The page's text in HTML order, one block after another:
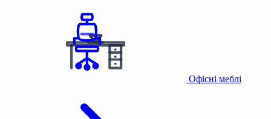
Офісні меблі